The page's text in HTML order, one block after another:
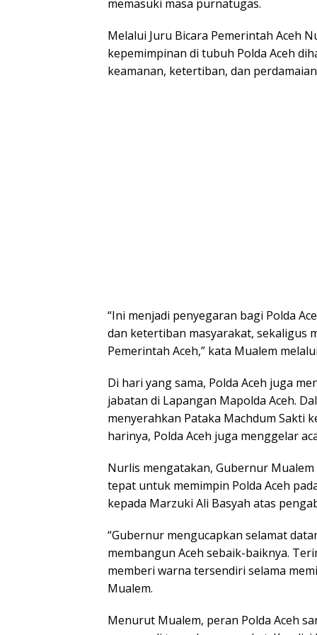
memasuki masa purnatugas.
Melalui Juru Bicara Pemerintah Aceh
kepemimpinan di tubuh Polda Aceh
keamanan, ketertiban, dan
“Ini menjadi penyegaran bagi Polda
dan ketertiban masyarakat, sekaligus
Pemerintah Aceh,” kata Mualem
Di hari yang sama, Polda Aceh juga
jabatan di Lapangan Mapolda Aceh.
menyerahkan Pataka Machdum Sakti
harinya, Polda Aceh juga menggelar
Nurlis mengatakan, Gubernur
tepat untuk memimpin Polda Aceh
kepada Marzuki Ali Basyah atas
“Gubernur mengucapkan selamat
membangun Aceh sebaik-baiknya.
memberi warna tersendiri selama
Mualem.
Menurut Mualem, peran Polda Aceh